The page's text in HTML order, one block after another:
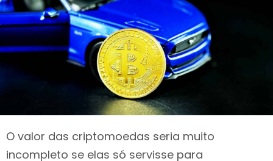
O valor das criptomoedas seria muito
incompleto se elas só servisse para